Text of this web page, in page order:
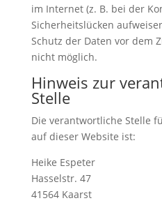
im Internet (z. B. bei der
Sicherheitslücken
Schutz der Daten vor dem
nicht möglich.
Hinweis zur
Stelle
Die verantwortliche Stelle
auf dieser Website ist:
Heike Espeter
Hasselstr. 47
41564 Kaarst